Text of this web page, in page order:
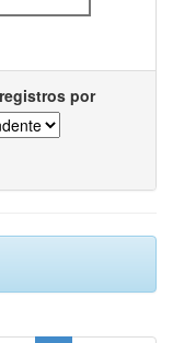
por